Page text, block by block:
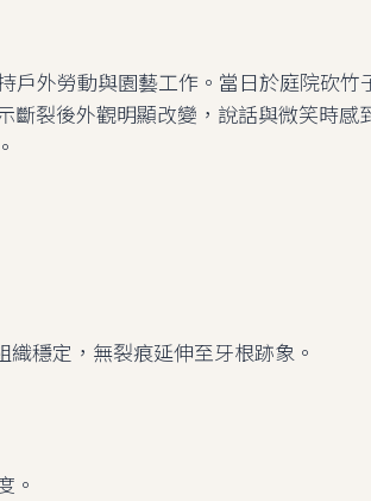
戶外勞動與園藝工作。當日於庭院砍竹
斷裂後外觀明顯改變，說話與微笑時感
穩定，無裂痕延伸至牙根跡象。
。